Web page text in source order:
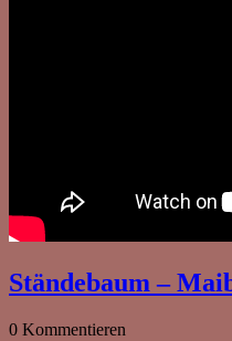
Ständebaum –
0 Kommentieren